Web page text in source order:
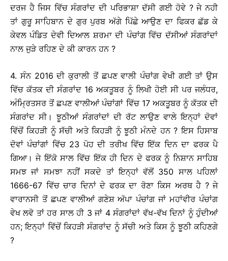
ਦਰਜ ਹੈ ਜਿਸ ਵਿੱਚ ਸੰਗਰਾਂਦ ਦੀ ਪਰਿਭਾਸ਼ਾ ਦੱਸੀ ਗਈ ਹੋਵੇ ? ਜੇ ਨਹੀ
ਤਾਂ ਗੁਰੂ ਸਾਹਿਬਾਨ ਦੇ ਗੁਰ ਪੁਰਬ ਅੱਗੇ ਪਿੱਛੇ ਆਉਣ ਦਾ ਫਿਕਰ ਛੱਡ ਕੇ
ਕੇਵਲ ਪੰਡਿਤ ਦੇਵੀ ਦਿਆਲ ਸ਼ਰਮਾ ਦੀ ਪੰਚਾਂਗ ਵਿੱਚ ਦੱਸੀਆਂ ਸੰਗਰਾਂਦਾਂ
ਨਾਲ ਜੁੜੇ ਰਹਿਣ ਦੇ ਕੀ ਕਾਰਨ ਹਨ ?
4. ਸੰਨ 2016 ਦੀ ਕੁਰਾਲੀ ਤੋਂ ਛਪਣ ਵਾਲੀ ਪੰਚਾਂਗ ਵੇਖੀ ਗਈ ਤਾਂ ਉਸ
ਵਿੱਚ ਕੱਤਕ ਦੀ ਸੰਗਰਾਂਦ 16 ਅਕਤੂਬਰ ਨੂੰ ਲਿਖੀ ਹੋਈ ਸੀ ਪਰ ਜਲੰਧਰ,
ਅੰਮ੍ਰਿਤਸਰ ਤੋਂ ਛਪਣ ਵਾਲੀਆਂ ਪੰਚਾਂਗਾਂ ਵਿੱਚ 17 ਅਕਤੂਬਰ ਨੂੰ ਕੱਤਕ ਦੀ
ਸੰਗਰਾਂਦ ਸੀ। ਝੂਠੀਆਂ ਸੰਗਰਾਂਦਾਂ ਦੀ ਰੱਟ ਲਾਉਣ ਵਾਲੇ ਇਨ੍ਹਾਂ ਦੋਵਾਂ
ਵਿੱਚੋਂ ਕਿਹੜੀ ਨੂੰ ਸੱਚੀ ਅਤੇ ਕਿਹੜੀ ਨੂੰ ਝੂਠੀ ਮੰਨਦੇ ਹਨ ? ਇਸ ਹਿਸਾਬ
ਦੋਵਾਂ ਪੰਚਾਂਗਾਂ ਵਿੱਚ 23 ਪੋਹ ਦੀ ਤਰੀਖ ਵਿੱਚ ਇੱਕ ਦਿਨ ਦਾ ਫਰਕ ਪੈ
ਗਿਆ। ਜੇ ਇੱਕੋ ਸਾਲ ਵਿੱਚ ਇੱਕ ਹੀ ਦਿਨ ਦੇ ਫਰਕ ਨੂੰ ਨਿਸ਼ਾਨ ਸਾਹਿਬ
ਸਮਝ ਜਾਂ ਸਮਝਾ ਨਹੀਂ ਸਕਦੇ ਤਾਂ ਇਨ੍ਹਾਂ ਵੱਲੋਂ 350 ਸਾਲ ਪਹਿਲਾਂ
1666-67 ਵਿੱਚ ਚਾਰ ਦਿਨਾਂ ਦੇ ਫਰਕ ਦਾ ਰੋਣਾ ਕਿਸ ਅਰਥ ਹੈ ? ਜੇ
ਵਾਰਾਨਸੀ ਤੋਂ ਛਪਣ ਵਾਲੀਆਂ ਗਣੇਸ਼ ਅੱਪਾ ਪੰਚਾਂਗ ਜਾਂ ਮਹਾਂਵੀਰ ਪੰਚਾਂਗ
ਵੇਖ ਲਵੋ ਤਾਂ ਹਰ ਸਾਲ ਹੀ 3 ਜਾਂ 4 ਸੰਗਰਾਂਦਾਂ ਵੱਖ-ਵੱਖ ਦਿਨਾਂ ਨੂੰ ਹੁੰਦੀਆਂ
ਹਨ; ਇਨ੍ਹਾਂ ਵਿੱਚੋਂ ਕਿਹੜੀ ਸੰਗਰਾਂਦ ਨੂੰ ਸੱਚੀ ਅਤੇ ਕਿਸ ਨੂੰ ਝੂਠੀ ਕਹਿਣਗੇ
?